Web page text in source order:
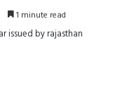
1 minute read